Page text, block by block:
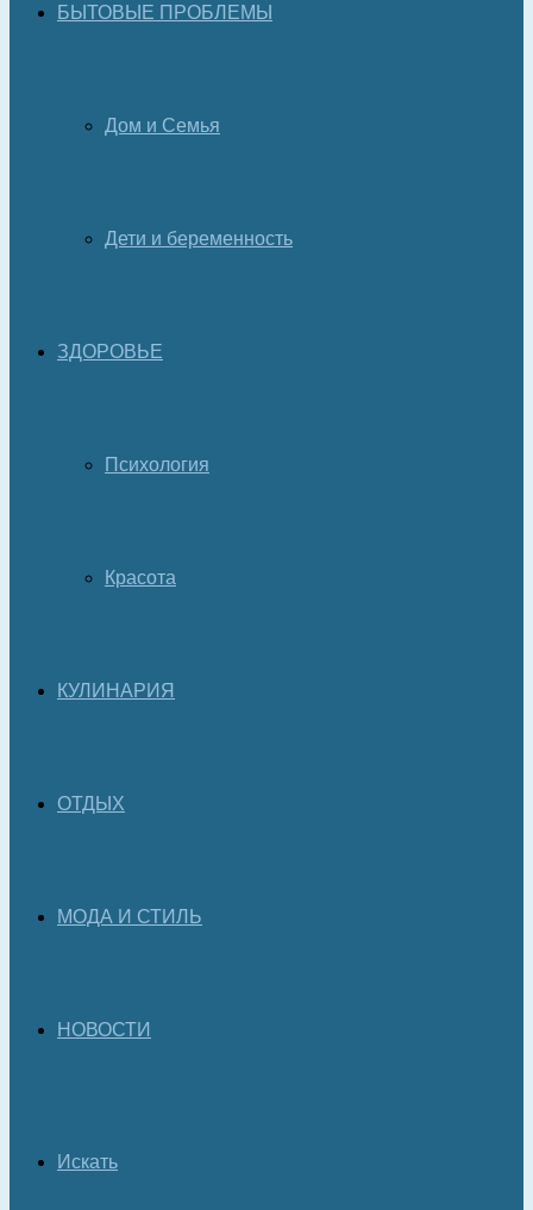
БЫТОВЫЕ ПРОБЛЕМЫ
Дом и Семья
Дети и беременность
ЗДОРОВЬЕ
Психология
Красота
КУЛИНАРИЯ
ОТДЫХ
МОДА И СТИЛЬ
НОВОСТИ
Искать